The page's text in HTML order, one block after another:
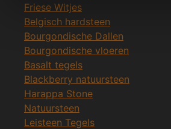
Friese Witjes
Belgisch hardsteen
Bourgondische Dallen
Bourgondische vloeren
Basalt tegels
Blackberry natuursteen
Harappa Stone
Natuursteen
Leisteen Tegels